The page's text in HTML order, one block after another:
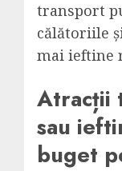
transport
călătoriile
mai ieftine
Atracții
sau
buget